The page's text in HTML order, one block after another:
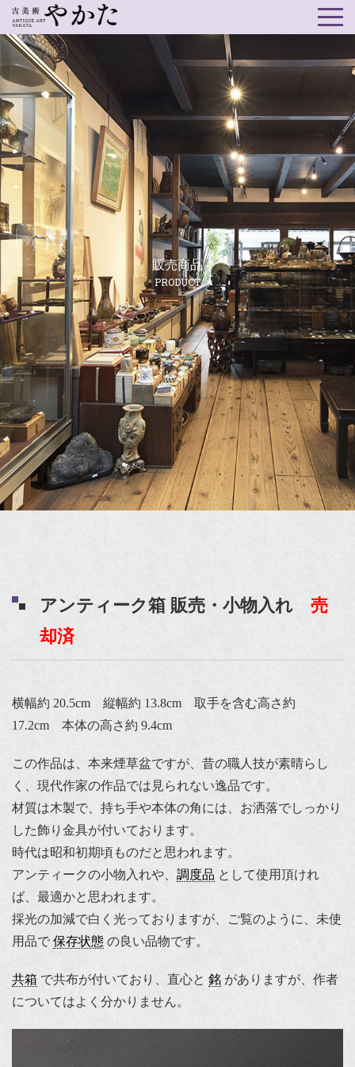
販売商品
PRODUCT
アンティーク箱 販売・小物入れ 売
却済
横幅約 20.5cm 縦幅約 13.8cm 取手を含む高さ約
17.2cm 本体の高さ約 9.4cm
この作品は、本来煙草盆ですが、昔の職人技が素晴らし
く、現代作家の作品では見られない逸品です。
材質は木製で、持ち手や本体の角には、お洒落でしっかり
した飾り金具が付いております。
時代は昭和初期頃ものだと思われます。
アンティークの小物入れや、 調度品 として使用頂けれ
ば、最適かと思われます。
採光の加減で白く光っておりますが、ご覧のように、未使
用品で 保存状態 の良い品物です。
共箱 で共布が付いており、直心と 銘 がありますが、作者
についてはよく分かりません。